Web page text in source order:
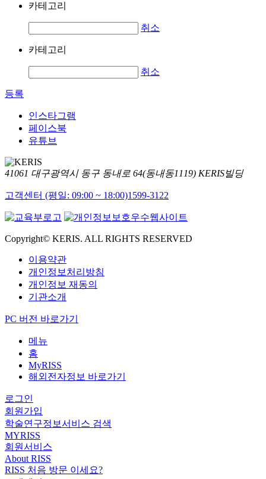
카테고리
취소
카테고리
취소
등록
인스타그램
페이스북
유튜브
41061 대구광역시 동구 동내로 64(동내동1119) KERIS빌딩
고객센터 (평일: 09:00 ~ 18:00)1599-3122
Copyright© KERIS. ALL RIGHTS RESERVED
이용약관
개인정보처리방침
개인정보 재동의
기관소개
PC 버전 바로가기
메뉴
홈
MyRISS
해외전자정보 바로가기
로그인
회원가입
학술연구정보서비스 검색
MYRISS
회원서비스
About RISS
RISS 처음 방문 이세요?